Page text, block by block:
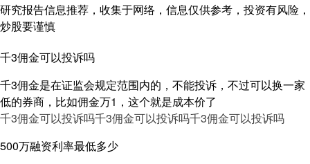
研究报告信息推荐，收集于网络，信息仅供参考，投资有风险，
炒股要谨慎
千3佣金可以投诉吗
千3佣金是在证监会规定范围内的，不能投诉，不过可以换一家
低的券商，比如佣金万1，这个就是成本价了
千3佣金可以投诉吗千3佣金可以投诉吗千3佣金可以投诉吗
500万融资利率最低多少